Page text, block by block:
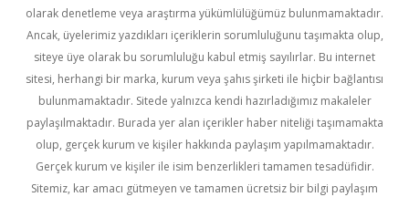
olarak denetleme veya araştırma yükümlülüğümüz bulunmamaktadır.
Ancak, üyelerimiz yazdıkları içeriklerin sorumluluğunu taşımakta olup,
siteye üye olarak bu sorumluluğu kabul etmiş sayılırlar. Bu internet
sitesi, herhangi bir marka, kurum veya şahıs şirketi ile hiçbir bağlantısı
bulunmamaktadır. Sitede yalnızca kendi hazırladığımız makaleler
paylaşılmaktadır. Burada yer alan içerikler haber niteliği taşımamakta
olup, gerçek kurum ve kişiler hakkında paylaşım yapılmamaktadır.
Gerçek kurum ve kişiler ile isim benzerlikleri tamamen tesadüfidir.
Sitemiz, kar amacı gütmeyen ve tamamen ücretsiz bir bilgi paylaşım